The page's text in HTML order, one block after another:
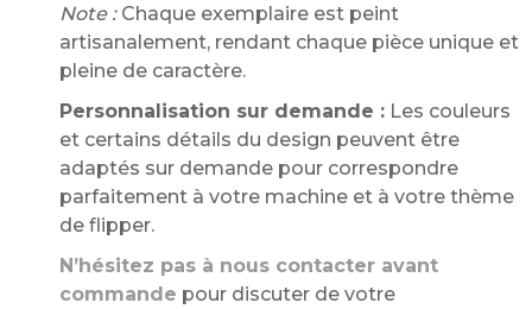
Note :Chaque exemplaire est peint
artisanalement, rendant chaque pièce unique et
pleine de caractère.
Personnalisation sur demande : Les couleurs
et certains détails du design peuvent être
adaptés sur demande pour correspondre
parfaitement à votre machine et à votre thème
de flipper.
N’hésitez pas à nous contacter avant
commande pour discuter de votre